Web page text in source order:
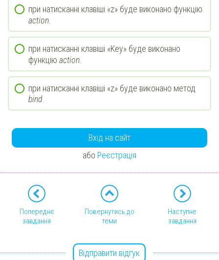
при натисканні клавіші «z» буде виконано функцію
action
при натисканні клавіші «Key» буде виконано
функцію action
при натисканні клавіші «z» буде виконано метод
bind
Вхід на сайт
або Реєстрація
Попереднє
завдання
Повернутись до
теми
Наступне
завдання
Відправити відгук